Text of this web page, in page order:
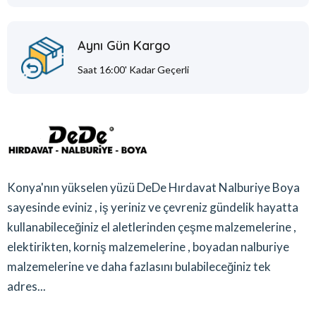
Aynı Gün Kargo
Saat 16:00' Kadar Geçerli
Konya'nın yükselen yüzü DeDe Hırdavat Nalburiye Boya
sayesinde eviniz , iş yeriniz ve çevreniz gündelik hayatta
kullanabileceğiniz el aletlerinden çeşme malzemelerine ,
elektirikten, korniş malzemelerine , boyadan nalburiye
malzemelerine ve daha fazlasını bulabileceğiniz tek
adres...